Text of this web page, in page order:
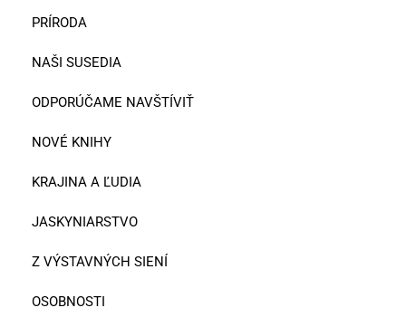
PRÍRODA
NAŠI SUSEDIA
ODPORÚČAME NAVŠTÍVIŤ
NOVÉ KNIHY
KRAJINA A ĽUDIA
JASKYNIARSTVO
Z VÝSTAVNÝCH SIENÍ
OSOBNOSTI